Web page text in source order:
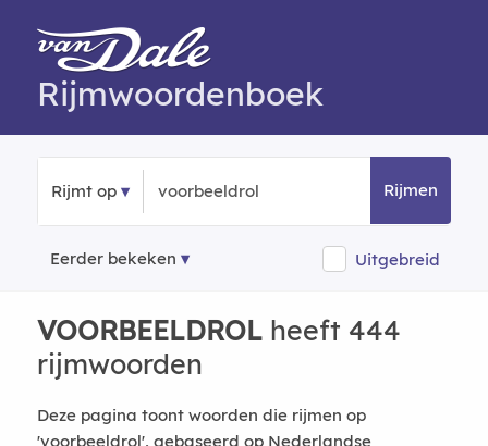
Rijmwoordenboek
Rijmt op Rijmen
Eerder bekeken Uitgebreid
VOORBEELDROLheeft 444
rijmwoorden
Deze pagina toont woorden die rijmen op
'voorbeeldrol', gebaseerd op Nederlandse